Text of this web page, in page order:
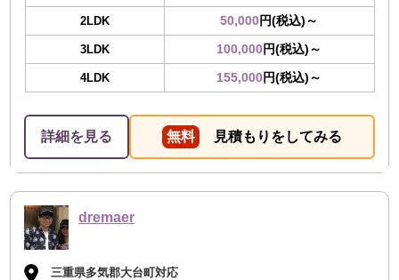
2LDK 50,000円(税込)～
3LDK 100,000円(税込)～
4LDK 155,000円(税込)～
詳細を見る 無料 見積もりをしてみる
dremaer
三重県多気郡大台町対応